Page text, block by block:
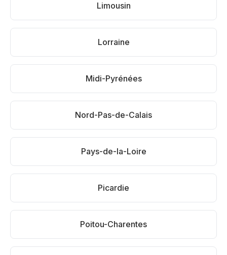
Limousin
Lorraine
Midi-Pyrénées
Nord-Pas-de-Calais
Pays-de-la-Loire
Picardie
Poitou-Charentes